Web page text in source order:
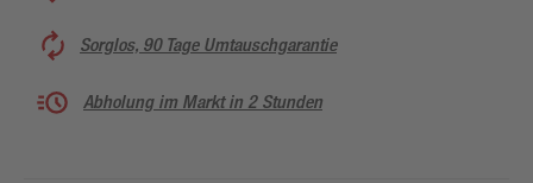
Sorglos, 90 Tage Umtauschgarantie
Abholung im Markt in 2 Stunden